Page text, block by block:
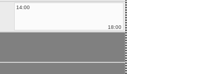
14:00
18:00